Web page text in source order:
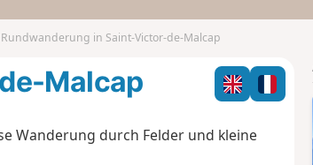
Rundwanderung in Saint-Victor-de-Malcap
Malcap
Wanderung durch Felder und kleine